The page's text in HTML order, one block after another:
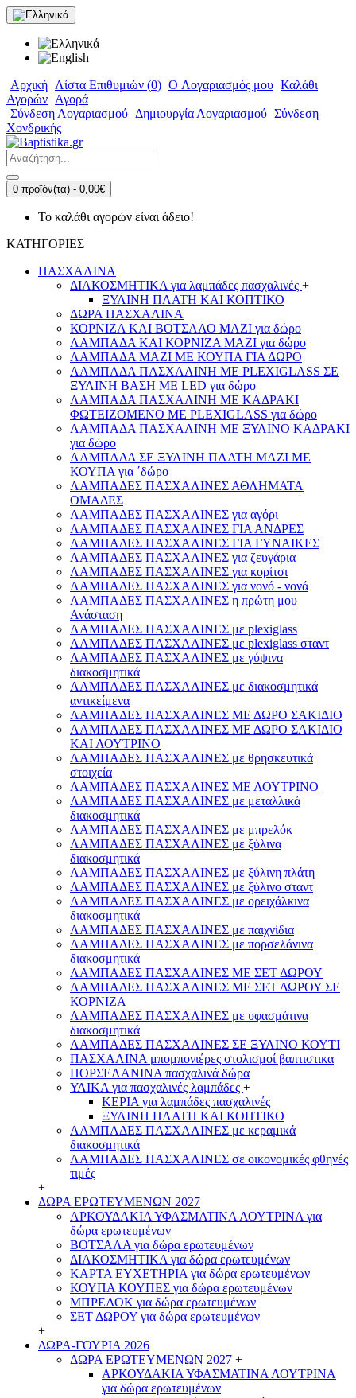
Αρχική Λίστα Επιθυμιών (0) O Λογαριασμός μου Καλάθι
Αγορών Αγορά
Σύνδεση Λογαριασμού Δημιουργία Λογαριασμού Σύνδεση
Χονδρικής
0 προϊόν(τα) - 0,00€
Το καλάθι αγορών είναι άδειο!
ΚΑΤΗΓΟΡΙΕΣ
ΠΑΣΧΑΛΙΝΑ
ΔΙΑΚΟΣΜΗΤΙΚΑ για λαμπάδες πασχαλινές +
ΞΥΛΙΝΗ ΠΛΑΤΗ ΚΑΙ ΚΟΠΤΙΚΟ
ΔΩΡΑ ΠΑΣΧΑΛΙΝΑ
ΚΟΡΝΙΖΑ ΚΑΙ ΒΟΤΣΑΛΟ ΜΑΖΙ για δώρο
ΛΑΜΠΑΔΑ ΚΑΙ ΚΟΡΝΙΖΑ ΜΑΖΙ για δώρο
ΛΑΜΠΑΔΑ ΜΑΖΙ ΜΕ ΚΟΥΠΑ ΓΙΑ ΔΩΡΟ
ΛΑΜΠΑΔΑ ΠΑΣΧΑΛΙΝΗ ΜΕ PLEXIGLASS ΣΕ
ΞΥΛΙΝΗ ΒΑΣΗ ΜΕ LED για δώρο
ΛΑΜΠΑΔΑ ΠΑΣΧΑΛΙΝΗ ΜΕ ΚΑΔΡΑΚΙ
ΦΩΤΕΙΖΟΜΕΝΟ ΜΕ PLEXIGLASS για δώρο
ΛΑΜΠΑΔΑ ΠΑΣΧΑΛΙΝΗ ΜΕ ΞΥΛΙΝΟ ΚΑΔΡΑΚΙ
για δώρο
ΛΑΜΠΑΔΑ ΣΕ ΞΥΛΙΝΗ ΠΛΑΤΗ ΜΑΖΙ ΜΕ
ΚΟΥΠΑ για ΄δώρο
ΛΑΜΠΑΔΕΣ ΠΑΣΧΑΛΙΝΕΣ ΑΘΛΗΜΑΤΑ
ΟΜΑΔΕΣ
ΛΑΜΠΑΔΕΣ ΠΑΣΧΑΛΙΝΕΣ για αγόρι
ΛΑΜΠΑΔΕΣ ΠΑΣΧΑΛΙΝΕΣ ΓΙΑ ΑΝΔΡΕΣ
ΛΑΜΠΑΔΕΣ ΠΑΣΧΑΛΙΝΕΣ ΓΙΑ ΓΥΝΑΙΚΕΣ
ΛΑΜΠΑΔΕΣ ΠΑΣΧΑΛΙΝΕΣ για ζευγάρια
ΛΑΜΠΑΔΕΣ ΠΑΣΧΑΛΙΝΕΣ για κορίτσι
ΛΑΜΠΑΔΕΣ ΠΑΣΧΑΛΙΝΕΣ για νονό - νονά
ΛΑΜΠΑΔΕΣ ΠΑΣΧΑΛΙΝΕΣ η πρώτη μου
Ανάσταση
ΛΑΜΠΑΔΕΣ ΠΑΣΧΑΛΙΝΕΣ με plexiglass
ΛΑΜΠΑΔΕΣ ΠΑΣΧΑΛΙΝΕΣ με plexiglass σταντ
ΛΑΜΠΑΔΕΣ ΠΑΣΧΑΛΙΝΕΣ με γύψινα
διακοσμητικά
ΛΑΜΠΑΔΕΣ ΠΑΣΧΑΛΙΝΕΣ με διακοσμητικά
αντικείμενα
ΛΑΜΠΑΔΕΣ ΠΑΣΧΑΛΙΝΕΣ ΜΕ ΔΩΡΟ ΣΑΚΙΔΙΟ
ΛΑΜΠΑΔΕΣ ΠΑΣΧΑΛΙΝΕΣ ΜΕ ΔΩΡΟ ΣΑΚΙΔΙΟ
ΚΑΙ ΛΟΥΤΡΙΝΟ
ΛΑΜΠΑΔΕΣ ΠΑΣΧΑΛΙΝΕΣ με θρησκευτικά
στοιχεία
ΛΑΜΠΑΔΕΣ ΠΑΣΧΑΛΙΝΕΣ ΜΕ ΛΟΥΤΡΙΝΟ
ΛΑΜΠΑΔΕΣ ΠΑΣΧΑΛΙΝΕΣ με μεταλλικά
διακοσμητικά
ΛΑΜΠΑΔΕΣ ΠΑΣΧΑΛΙΝΕΣ με μπρελόκ
ΛΑΜΠΑΔΕΣ ΠΑΣΧΑΛΙΝΕΣ με ξύλινα
διακοσμητικά
ΛΑΜΠΑΔΕΣ ΠΑΣΧΑΛΙΝΕΣ με ξύλινη πλάτη
ΛΑΜΠΑΔΕΣ ΠΑΣΧΑΛΙΝΕΣ με ξύλινο σταντ
ΛΑΜΠΑΔΕΣ ΠΑΣΧΑΛΙΝΕΣ με ορειχάλκινα
διακοσμητικά
ΛΑΜΠΑΔΕΣ ΠΑΣΧΑΛΙΝΕΣ με παιχνίδια
ΛΑΜΠΑΔΕΣ ΠΑΣΧΑΛΙΝΕΣ με πορσελάνινα
διακοσμητικά
ΛΑΜΠΑΔΕΣ ΠΑΣΧΑΛΙΝΕΣ ΜΕ ΣΕΤ ΔΩΡΟΥ
ΛΑΜΠΑΔΕΣ ΠΑΣΧΑΛΙΝΕΣ ΜΕ ΣΕΤ ΔΩΡΟΥ ΣΕ
ΚΟΡΝΙΖΑ
ΛΑΜΠΑΔΕΣ ΠΑΣΧΑΛΙΝΕΣ με υφασμάτινα
διακοσμητικά
ΛΑΜΠΑΔΕΣ ΠΑΣΧΑΛΙΝΕΣ ΣΕ ΞΥΛΙΝΟ ΚΟΥΤΙ
ΠΑΣΧΑΛΙΝΑ μπομπονιέρες στολισμοί βαπτιστικα
ΠΟΡΣΕΛΑΝΙΝΑ πασχαλινά δώρα
ΥΛΙΚΑ για πασχαλινές λαμπάδες +
ΚΕΡΙΑ για λαμπάδες πασχαλινές
ΞΥΛΙΝΗ ΠΛΑΤΗ ΚΑΙ ΚΟΠΤΙΚΟ
ΛΑΜΠΑΔΕΣ ΠΑΣΧΑΛΙΝΕΣ με κεραμικά
διακοσμητικά
ΛΑΜΠΑΔΕΣ ΠΑΣΧΑΛΙΝΕΣ σε οικονομικές φθηνές
τιμές
+
ΔΩΡΑ ΕΡΩΤΕΥΜΕΝΩΝ 2027
ΑΡΚΟΥΔΑΚΙΑ ΥΦΑΣΜΑΤΙΝΑ ΛΟΥΤΡΙΝΑ για
δώρα ερωτευμένων
ΒΟΤΣΑΛΑ για δώρα ερωτευμένων
ΔΙΑΚΟΣΜΗΤΙΚΑ για δώρα ερωτευμένων
ΚΑΡΤΑ ΕΥΧΕΤΗΡΙΑ για δώρα ερωτευμένων
ΚΟΥΠΑ ΚΟΥΠΕΣ για δώρα ερωτευμένων
ΜΠΡΕΛΟΚ για δώρα ερωτευμένων
ΣΕΤ ΔΩΡΟΥ για δώρα ερωτευμένων
+
ΔΩΡΑ-ΓΟΥΡΙΑ 2026
ΔΩΡΑ ΕΡΩΤΕΥΜΕΝΩΝ 2027 +
ΑΡΚΟΥΔΑΚΙΑ ΥΦΑΣΜΑΤΙΝΑ ΛΟΥΤΡΙΝΑ
για δώρα ερωτευμένων